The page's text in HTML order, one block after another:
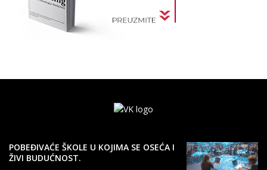
POBEĐIVAĆE ŠKOLE U KOJIMA SE OSEĆA I
ŽIVI BUDUĆNOST.